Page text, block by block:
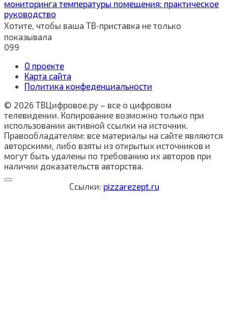
мониторинга температуры помещения: практическое
руководство
Хотите, чтобы ваша ТВ‑приставка не только
показывала
099
О проекте
Карта сайта
Политика конфеденциальности
© 2026 ТВЦифровое.ру – все о цифровом
телевидении. Копирование возможно только при
использовании активной ссылки на источник.
Правообладателям: все материалы на сайте являются
авторскими, либо взяты из открытых источников и
могут быть удалены по требованию их авторов при
наличии доказательств авторства.
Ссылки: pizzarezept.ru